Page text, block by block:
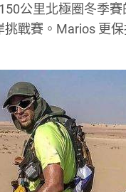
公里北極圈冬季
戰賽。Marios 更